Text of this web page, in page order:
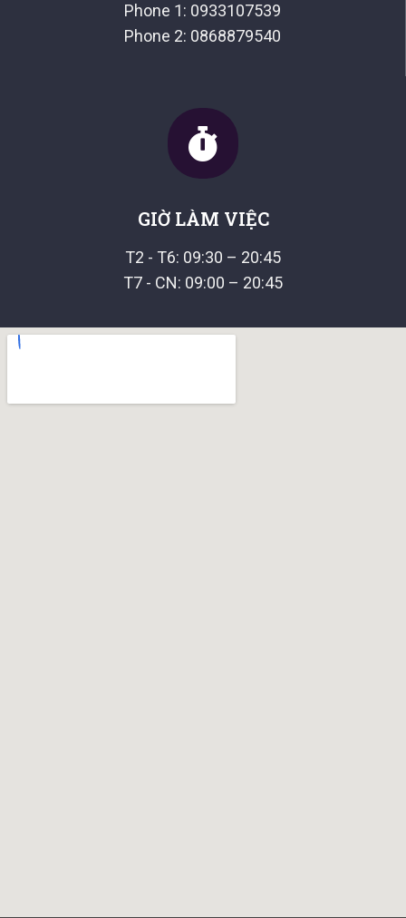
Phone 1: 0933107539
Phone 2: 0868879540
GIỜ LÀM VIỆC
T2 - T6: 09:30 – 20:45
T7 - CN: 09:00 – 20:45